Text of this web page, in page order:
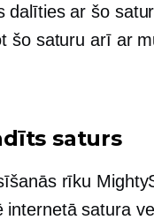
dalīties ar šo
šo saturu arī ar
saturs
rīku
satura